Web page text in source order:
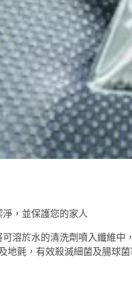
，並保護您的家人
溶於水的清洗劑噴入纖維中
地氈，有效殺滅細菌及腸球菌